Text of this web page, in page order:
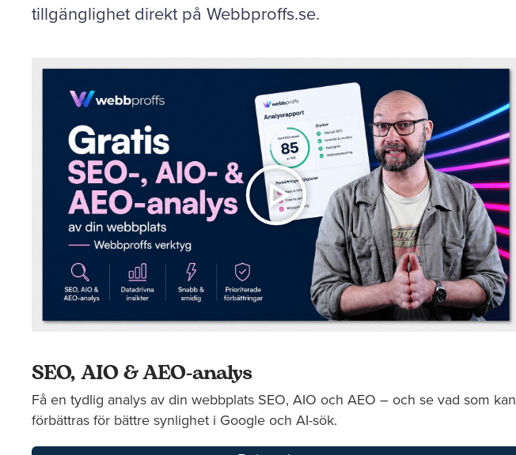
tillgänglighet direkt på Webbproffs.se.
SEO, AIO & AEO-analys
Få en tydlig analys av din webbplats SEO, AIO och AEO – och se vad som kan
förbättras för bättre synlighet i Google och AI-sök.